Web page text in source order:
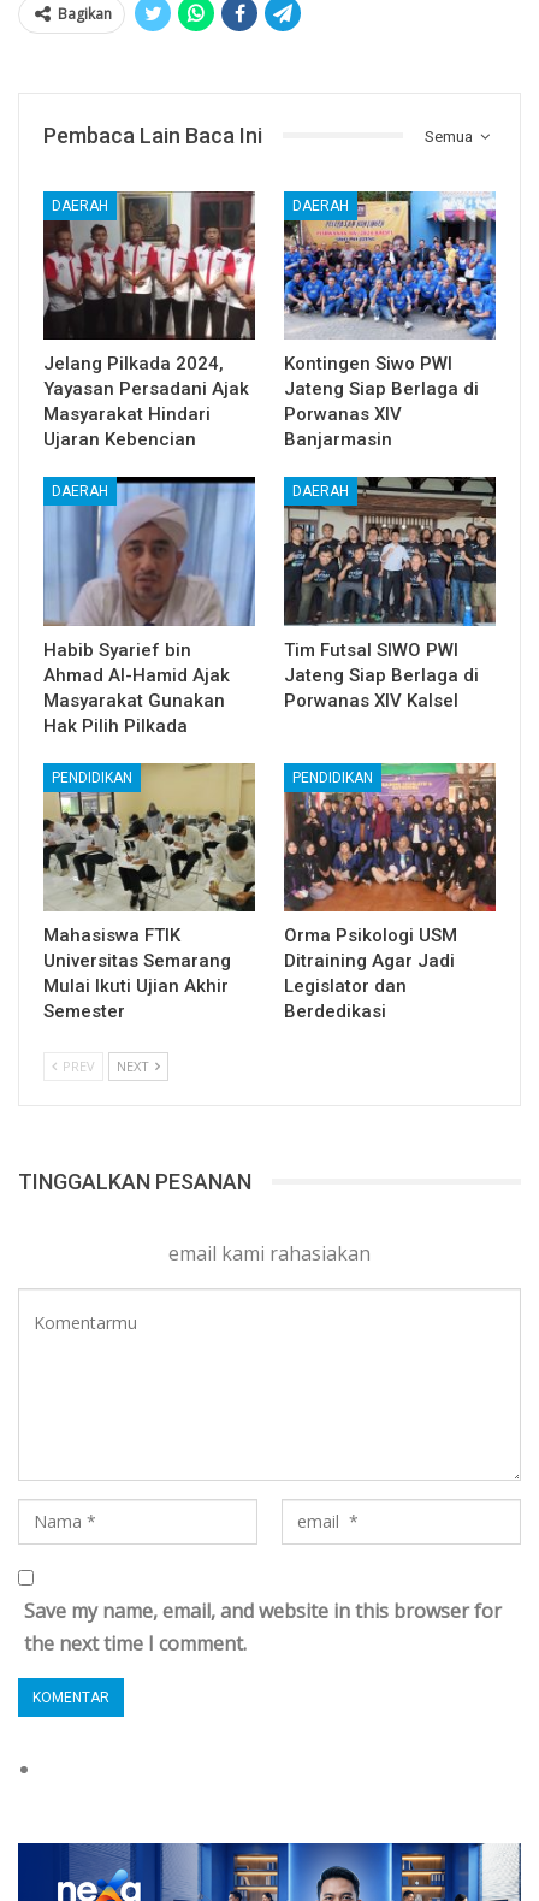
Bagikan
Semua
Pembaca Lain Baca Ini
DAERAH
Jelang Pilkada 2024,
Yayasan Persadani Ajak
Masyarakat Hindari
Ujaran Kebencian
DAERAH
Kontingen Siwo PWI
Jateng Siap Berlaga di
Porwanas XIV
Banjarmasin
DAERAH
Habib Syarief bin
Ahmad Al-Hamid Ajak
Masyarakat Gunakan
Hak Pilih Pilkada
DAERAH
Tim Futsal SIWO PWI
Jateng Siap Berlaga di
Porwanas XIV Kalsel
PENDIDIKAN
Mahasiswa FTIK
Universitas Semarang
Mulai Ikuti Ujian Akhir
Semester
PENDIDIKAN
Orma Psikologi USM
Ditraining Agar Jadi
Legislator dan
Berdedikasi
PREV NEXT
TINGGALKAN PESANAN
email kami rahasiakan
Save my name, email, and website in this browser for
the next time I comment.